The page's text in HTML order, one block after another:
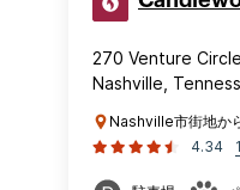
270 Venture Circle
Nashville,
Nashville市街地か
4.34